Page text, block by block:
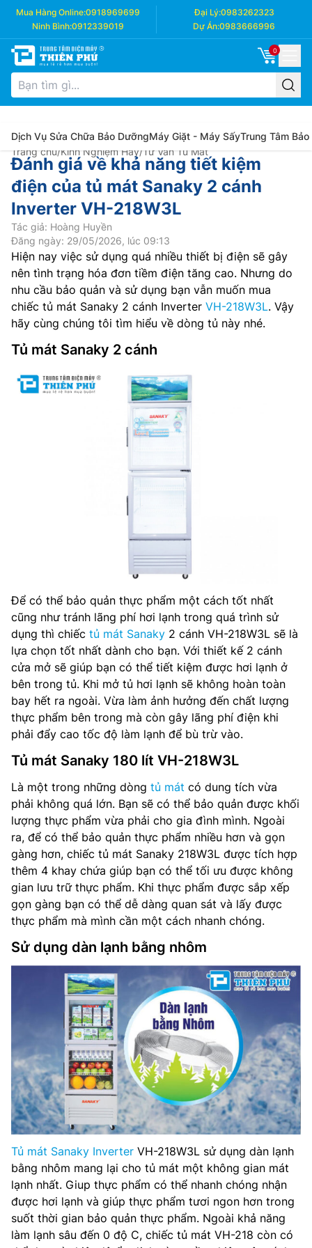
Mua Hàng Online:0918969699 Đại Lý:0983262323
Ninh Bình:0912339019 Dự Án:0983666996
0
Dịch Vụ Sửa Chữa Bảo DưỡngMáy Giặt - Máy SấyTrung Tâm Bảo
Trang chủ/Kinh Nghiệm Hay/Tư Vấn Tủ Mát
Đánh giá về khả năng tiết kiệm
điện của tủ mát Sanaky 2 cánh
Inverter VH-218W3L
Tác giả: Hoàng Huyền
Đăng ngày: 29/05/2026, lúc 09:13
Hiện nay việc sử dụng quá nhiều thiết bị điện sẽ gây
nên tình trạng hóa đơn tiềm điện tăng cao. Nhưng do
nhu cầu bảo quản và sử dụng bạn vẫn muốn mua
chiếc tủ mát Sanaky 2 cánh Inverter VH-218W3L. Vậy
hãy cùng chúng tôi tìm hiểu về dòng tủ này nhé.
Tủ mát Sanaky 2 cánh
Để có thể bảo quản thực phẩm một cách tốt nhất
cũng như tránh lãng phí hơi lạnh trong quá trình sử
dụng thì chiếc tủ mát Sanaky 2 cánh VH-218W3L sẽ là
lựa chọn tốt nhất dành cho bạn. Với thiết kế 2 cánh
cửa mở sẽ giúp bạn có thể tiết kiệm được hơi lạnh ở
bên trong tủ. Khi mở tủ hơi lạnh sẽ không hoàn toàn
bay hết ra ngoài. Vừa làm ảnh hưởng đến chất lượng
thực phẩm bên trong mà còn gây lãng phí điện khi
phải đẩy cao tốc độ làm lạnh để bù trừ vào.
Tủ mát Sanaky 180 lít VH-218W3L
Là một trong những dòng tủ mát có dung tích vừa
phải không quá lớn. Bạn sẽ có thể bảo quản được khối
lượng thực phẩm vừa phải cho gia đình mình. Ngoài
ra, để có thể bảo quản thực phẩm nhiều hơn và gọn
gàng hơn, chiếc tủ mát Sanaky 218W3L được tích hợp
thêm 4 khay chứa giúp bạn có thể tối ưu được không
gian lưu trữ thực phẩm. Khi thực phẩm được sắp xếp
gọn gàng bạn có thể dễ dàng quan sát và lấy được
thực phẩm mà mình cần một cách nhanh chóng.
Sử dụng dàn lạnh bằng nhôm
Tủ mát Sanaky Inverter VH-218W3L sử dụng dàn lạnh
bằng nhôm mang lại cho tủ mát một không gian mát
lạnh nhất. Giup thực phẩm có thể nhanh chóng nhận
được hơi lạnh và giúp thực phẩm tươi ngon hơn trong
suốt thời gian bảo quản thực phẩm. Ngoài khả năng
làm lạnh sâu đến 0 độ C, chiếc tủ mát VH-218 còn có